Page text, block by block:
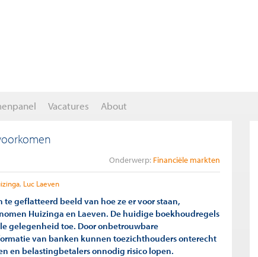
Vacatures About
Onderwerp: Financiële markten
Luc Laeven
te geflatteerd beeld van hoe ze er voor staan,
Huizinga en Laeven. De huidige boekhoudregels
gelegenheid toe. Door onbetrouwbare
van banken kunnen toezichthouders onterecht
en belastingbetalers onnodig risico lopen.